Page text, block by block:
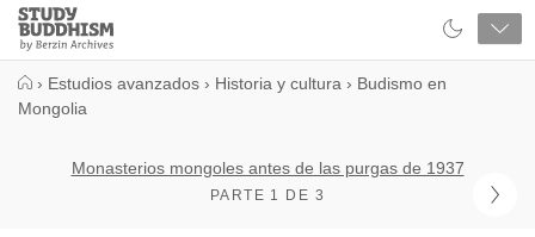
Close
Study
Buddhism
› Estudios avanzados › Historia y cultura › Budismo en
Mongolia
Monasterios mongoles antes de las purgas de 1937
PARTE 1 DE 3